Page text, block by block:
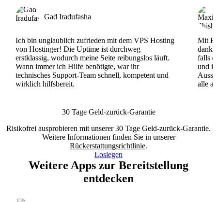
Gad Iradufasha
Ich bin unglaublich zufrieden mit dem VPS Hosting
von Hostinger! Die Uptime ist durchweg
erstklassig, wodurch meine Seite reibungslos läuft.
Wann immer ich Hilfe benötigte, war ihr
technisches Support-Team schnell, kompetent und
wirklich hilfsbereit.
Mit
dank
falls
und
alle
30 Tage Geld-zurück-Garantie
Risikofrei ausprobieren mit unserer 30 Tage Geld-zurück-Garantie.
Weitere Informationen finden Sie in unserer
Rückerstattungsrichtlinie.
Loslegen
Weitere Apps zur Bereitstellung
entdecken